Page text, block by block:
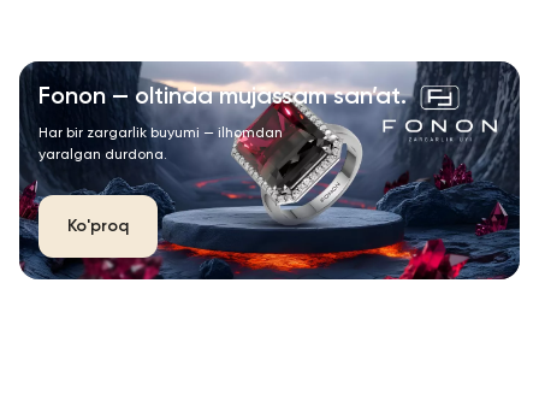
Fonon — oltinda mujassam san’at.
Har bir zargarlik buyumi — ilhomdan
yaralgan durdona.
Ko'proq